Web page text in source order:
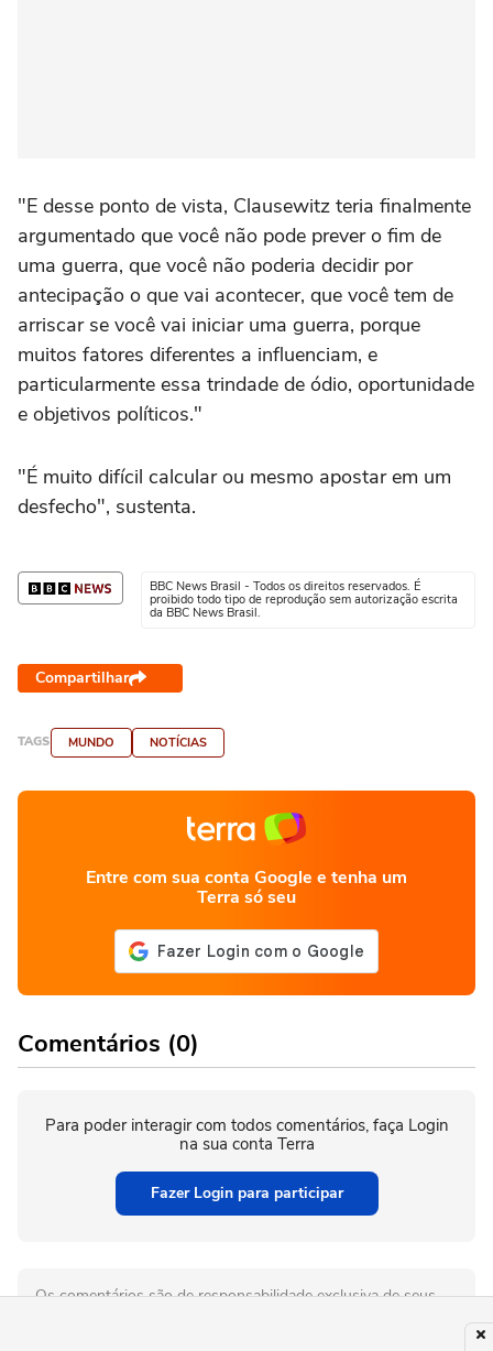
"E desse ponto de vista, Clausewitz teria finalmente
argumentado que você não pode prever o fim de
uma guerra, que você não poderia decidir por
antecipação o que vai acontecer, que você tem de
arriscar se você vai iniciar uma guerra, porque
muitos fatores diferentes a influenciam, e
particularmente essa trindade de ódio, oportunidade
e objetivos políticos."
"É muito difícil calcular ou mesmo apostar em um
desfecho", sustenta.
BBC News Brasil - Todos os direitos reservados. É
proibido todo tipo de reprodução sem autorização escrita
da BBC News Brasil.
Compartilhar
TAGS MUNDO NOTÍCIAS
Entre com sua conta Google e tenha um
Terra só seu
Comentários (0)
Para poder interagir com todos comentários, faça Login
na sua conta Terra
Fazer Login para participar
Os comentários são de responsabilidade exclusiva de seus